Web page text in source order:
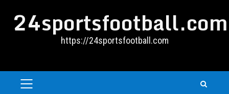
24sportsfootball.com
https://24sportsfootball.com
PRIMARY